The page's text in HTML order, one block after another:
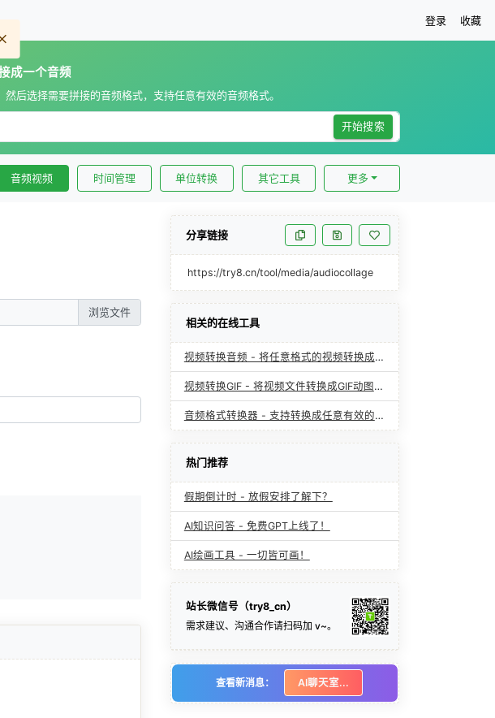
登录 收藏
成一个音频
后选择需要拼接的音频格式，支持任意有效的音频格式。
开始搜索
音频视频 时间管理 单位转换 其它工具 更多
分享链接
https://try8.cn/tool/media/audiocollage
相关的在线工具
视频转换音频 - 将任意格式的视频转换成指定格式的音频
视频转换GIF - 将视频文件转换成GIF动图文件
音频格式转换器 - 支持转换成任意有效的音频格式
热门推荐
假期倒计时 - 放假安排了解下？
AI知识问答 - 免费GPT上线了！
AI绘画工具 - 一切皆可画！
站长微信号（try8_cn）
需求建议、沟通合作请扫码加 v~。
查看新消息： AI聊天室...